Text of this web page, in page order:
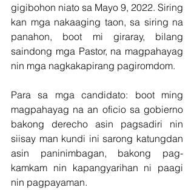
gigibohon niato sa Mayo 9, 2022. Siring
kan mga nakaaging taon, sa siring na
panahon, boot mi giraray, bilang
saindong mga Pastor, na magpahayag
nin mga nagkakapirang pagiromdom.
Para sa mga candidato: boot ming
magpahayag na an oficio sa gobierno
bakong derecho asin pagsadiri nin
siisay man kundi ini sarong katungdan
asin paninimbagan, bakong pag-
kamkam nin kapangyarihan ni paagi
nin pagpayaman.